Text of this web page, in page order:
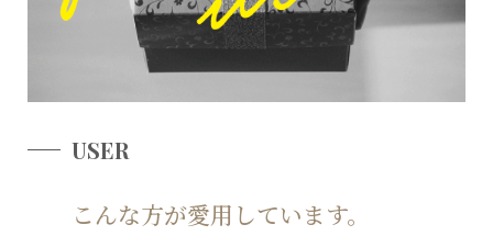
USER
こんな方が愛用しています。